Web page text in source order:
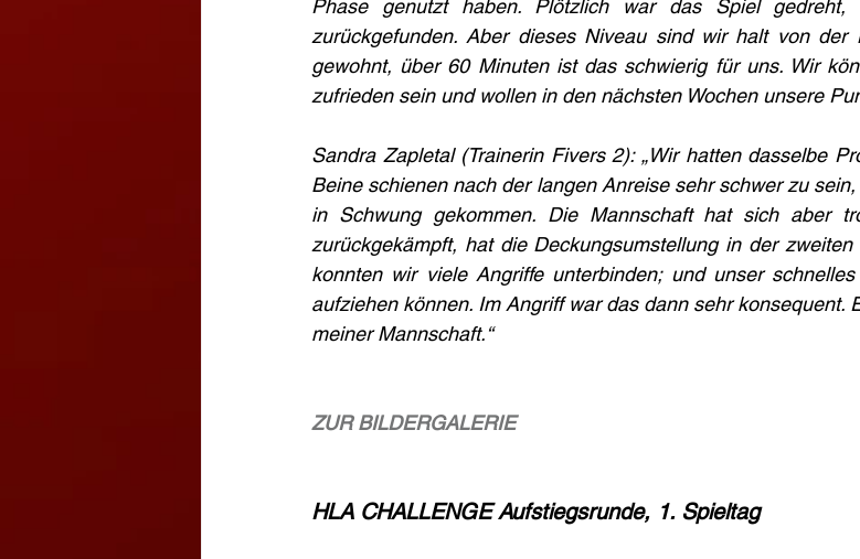
Phase genutzt haben. Plötzlich war das Spiel
zurückgefunden. Aber dieses Niveau sind wir halt von der
gewohnt, über 60 Minuten ist das schwierig für uns. Wir
zufrieden sein und wollen in den nächsten Wochen unsere
Sandra Zapletal (Trainerin Fivers 2): „Wir hatten dasselbe
Beine schienen nach der langen Anreise sehr schwer zu
in Schwung gekommen. Die Mannschaft hat sich aber
zurückgekämpft, hat die Deckungsumstellung in der
konnten wir viele Angriffe unterbinden; und unser
aufziehen können. Im Angriff war das dann sehr konsequent.
meiner Mannschaft.“
ZUR BILDERGALERIE
HLA CHALLENGE Aufstiegsrunde, 1. Spieltag